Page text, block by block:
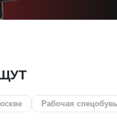
спецобувь СИЗ